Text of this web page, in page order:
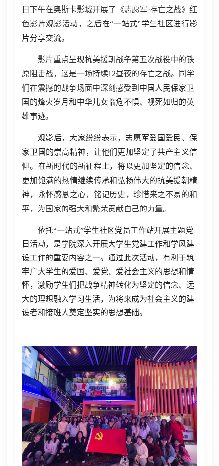
日下午在奥斯卡影城开展了《志愿军·存亡之战》红
色影片观影活动，之后在“一站式”学生社区进行影
片分享交流。
影片重点呈现抗美援朝战争第五次战役中的铁
原阻击战，这是一场持续12昼夜的存亡之战。同学
们在震撼的战争场面中深刻感受到 中国人民保家卫
国的烽火岁月和中华儿女临危不惧、视死如归的英
雄事迹。
观影后，大家纷纷表示，志愿军爱国爱民、保
家卫国的崇高精神，让他们更加坚定了共产主义信
仰。在新时代的新征程上，将以更加坚定的信念、
更加饱满的热情继续传承和弘扬伟大的抗美援朝精
神， 永怀感恩之心，铭记历史，珍惜来之不易的和
平，为国家的强大和繁荣贡献自己的力量。
依托“一站式”学生社区党员工作站开展主题党
日活动，是学院深入开展大学生党建工作和学风建
设工作的重要内容之一。通过此次活动，有利于筑
牢广大学生的爱国、爱党、爱社会主义的思想和情
怀，激励学生们把战争精神转化为坚定的信念、远
大的理想融入学习生活，为将来成为社会主义的建
设者和接班人奠定坚实的思想基础。